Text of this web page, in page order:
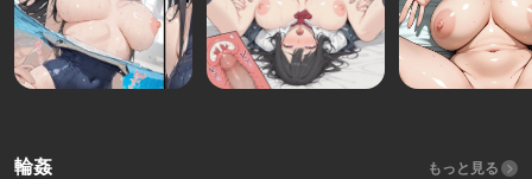
輪姦 もっと見る